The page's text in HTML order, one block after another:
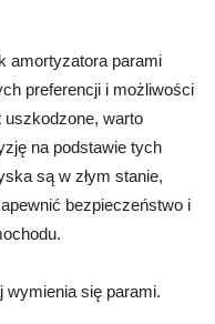
amortyzatora parami
preferencji i możliwości
uszkodzone, warto
na podstawie tych
są w złym stanie,
bezpieczeństwo i
wymienia się parami.